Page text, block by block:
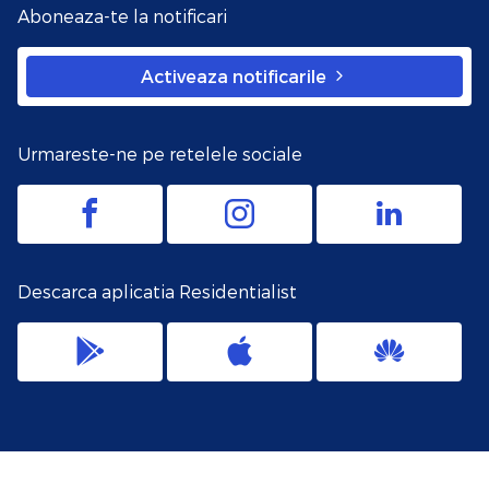
Aboneaza-te la notificari
Activeaza notificarile
Urmareste-ne pe retelele sociale
Descarca aplicatia Residentialist